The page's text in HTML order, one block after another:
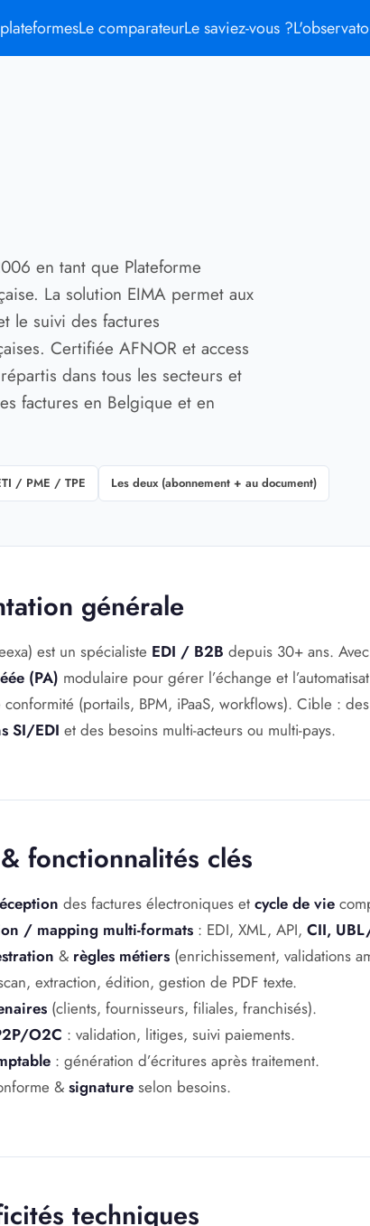
Le comparateurLe saviez-vous ?
en tant que Plateforme
La solution EIMA permet aux
le suivi des factures
Certifiée AFNOR et access
dans tous les secteurs et
factures en Belgique et en
/ PME / TPE Les deux (abonnement + au document)
générale
est un spécialiste EDI / B2B depuis 30+ ans.
(PA) modulaire pour gérer l’échange et
(portails, BPM, iPaaS, workflows). Cible :
SI/EDI et des besoins multi-acteurs ou multi-pays.
fonctionnalités clés
des factures électroniques et cycle de vie
/ mapping multi-formats : EDI, XML, API, CII,
& règles métiers (enrichissement, validations
extraction, édition, gestion de PDF texte.
(clients, fournisseurs, filiales, franchisés).
O2C : validation, litiges, suivi paiements.
: génération d’écritures après traitement.
& signature selon besoins.
techniques